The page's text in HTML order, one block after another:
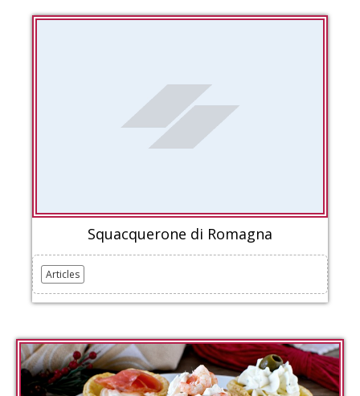
Squacquerone di Romagna
Articles